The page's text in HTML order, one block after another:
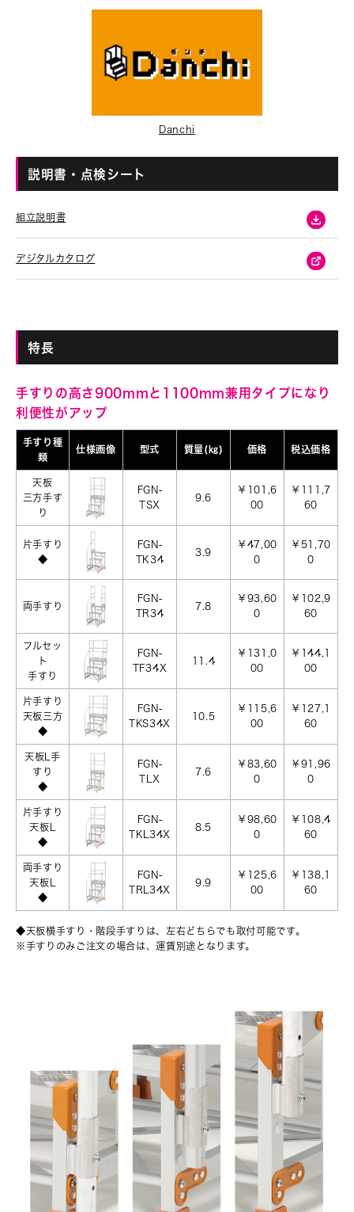
Danchi
説明書・点検シート
組立説明書
デジタルカタログ
特長
手すりの高さ900mmと1100mm兼用タイプになり
利便性がアップ
手すり種
類
仕様画像 型式 質量(㎏) 価格 税込価格
天板
三方手す
り
FGN-
TSX
9.6
￥101,6
00
￥111,7
60
片手すり
◆
FGN-
TK34
3.9
￥47,00
0
￥51,70
0
両手すり
FGN-
TR34
7.8
￥93,60
0
￥102,9
60
フルセッ
ト
手すり
FGN-
TF34X
11.4
￥131,0
00
￥144,1
00
片手すり
天板三方
◆
FGN-
TKS34X
10.5
￥115,6
00
￥127,1
60
天板L手
すり
◆
FGN-
TLX
7.6
￥83,60
0
￥91,96
0
片手すり
天板L
◆
FGN-
TKL34X
8.5
￥98,60
0
￥108,4
60
両手すり
天板L
◆
FGN-
TRL34X
9.9
￥125,6
00
￥138,1
60
◆天板横手すり・階段手すりは、左右どちらでも取付可能です。
※手すりのみご注文の場合は、運賃別途となります。